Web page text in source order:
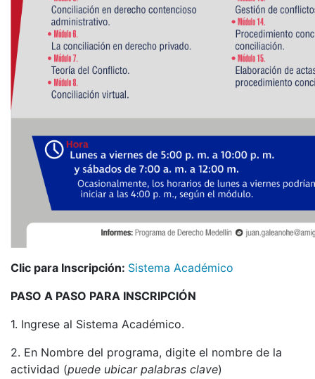
Clic para Inscripción: Sistema Académico
PASO A PASO PARA INSCRIPCIÓN
1. Ingrese al Sistema Académico.
2. En Nombre del programa, digite el nombre de la
actividad (puede ubicar palabras clave)